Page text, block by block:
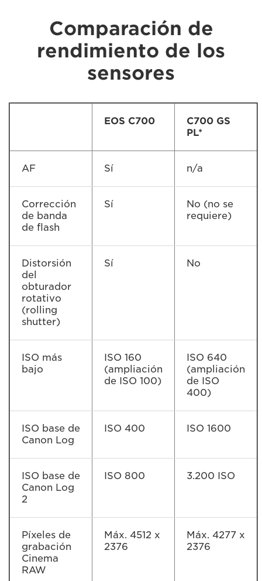
Comparación de
rendimiento de los
sensores
EOS C700
C700 GS
PL*
AF Sí n/a
Corrección
de banda
de flash
Sí
No (no se
requiere)
Distorsión
del
obturador
rotativo
(rolling
shutter)
Sí No
ISO más
bajo
ISO 160
(ampliación
de ISO 100)
ISO 640
(ampliación
de ISO
400)
ISO base de
Canon Log
ISO 400 ISO 1600
ISO base de
Canon Log
2
ISO 800 3.200 ISO
Píxeles de
grabación
Cinema
RAW
Máx. 4512 x
2376
Máx. 4277 x
2376